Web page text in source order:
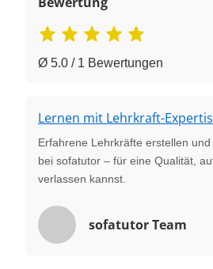
Ø 5.0 / 1 Bewertungen
Lernen mit Lehrkraft-
Erfahrene Lehrkräfte erstellen
bei sofatutor – für eine Qualität,
verlassen kannst.
sofatutor Team